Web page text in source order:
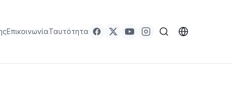
ΕπικοινωνίαΤαυτότητα